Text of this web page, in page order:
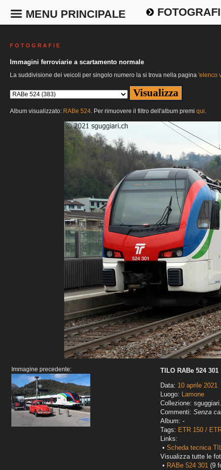
MENU PRINCIPALE
F O T O G R A F I E
Immagini ferroviarie a scartamento normale
La suddivisione dei veicoli per singolo numero la si trova nella pagina 'elenco
Album visualizzato: RABe 524. Per rimuovere il filtro dell'album premi qui.
Immagine precedente:
TILO RABe 524 301
Data: 10 aprile 2021
Luogo: Lamone
Collezione:
Commenti: Senza
Album: -
Tags: ETR 150 /
Links:
• Scheda tecnica
Visualizza tutte le
• RABe 524 301 (9